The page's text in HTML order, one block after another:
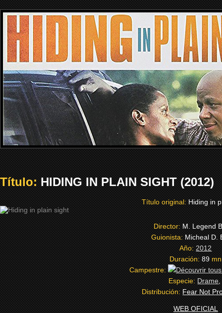
Título:HIDING IN PLAIN SIGHT (2012)
Título original:Hiding in
Director:M. Legend
Guionista:Micheal D.
Año:2012
Duración:89mn
Campestre:
Especie:Drame
Distribución:Fear Not
WEB OFICIAL